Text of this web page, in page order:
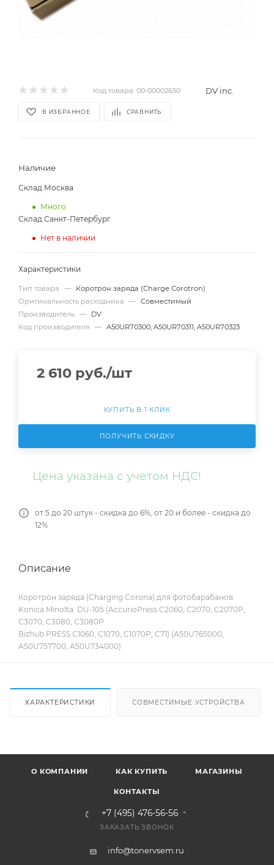
Код товара: 00-00002650 DV inc.
В ИЗБРАННОЕ СРАВНИТЬ
Наличие
Склад Москва
Много
Склад Санкт-Петербург
Нет в наличии
Характеристики
Тип товара —
Коротрон заряда (Charge Сorotron)
Оригинальность расходника
— Совместимый
Производитель —
DV
Код производителя
— A50UR70300, A50UR70311, A50UR70323
2 610 руб./шт
КУПИТЬ В 1 КЛИК
ПОЛУЧИТЬ СКИДКУ
Цена указана с учетом НДС!
от 5 до 20 штук - скидка до 6%, от 20 и более - скидка до
12%
Описание
Коротрон заряда (Charging Corona) для фотобарабанов
Konica Minolta DU-105 (AccurioPress C2060, C2070, C2070P,
C3070, C3080, C3080P
Bizhub PRESS C1060, C1070, C1070P, C71) (A50U765000,
A50U757700, A50U734000)
ХАРАКТЕРИСТИКИ СОВМЕСТИМЫЕ УСТРОЙСТВА
О КОМПАНИИ КАК КУПИТЬ МАГАЗИНЫ
КОНТАКТЫ
+7 (495) 476-56-56
ЗАКАЗАТЬ ЗВОНОК
info@tonervsem.ru